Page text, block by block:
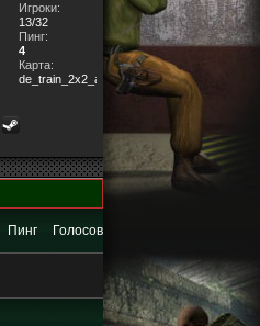
Игроки:
13/32
Пинг:
4
Карта:
de_train_2x2_a
Пинг Голосов